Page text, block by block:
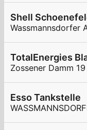
Wassmannsdorfer
TotalEnergies
Zossener Damm 19
Esso Tankstelle